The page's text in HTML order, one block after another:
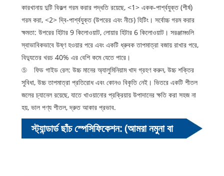
কারখানায় দুটি বিকল্প গরম করার পদ্ধতি রয়েছে, <1> একক-পার্শ্বযুক্ত (শীর্ষ)
গরম করা, <2> দ্বি-পার্শ্বযুক্ত (উপরের এবং নীচে) হিটিং। সর্বোচ্চ গরম করার
ক্ষমতা: উপরের হিটার 9 কিলোওয়াট, লোয়ার হিটার 6 কিলোওয়াট। সরঞ্জামগুলি
স্বাভাবিকভাবে উষ্ণ হওয়ার পরে এবং একটি ধ্রুবক তাপমাত্রা বজায় রাখার পরে,
বিদ্যুতের খরচ 40% এর বেশি কমে যেতে পারে।
⑤ ফিড গাইড রেল: উচ্চ মানের অ্যালুমিনিয়াম খাদ গ্রহণ করুন, উচ্চ শক্তির
সুবিধা, উচ্চ তাপমাত্রা প্রতিরোধ এবং কোনও বিকৃতি নেই। ভিতরে একটি শীতল
জলের চ্যানেল রয়েছে, যাতে খাওয়ানোর প্রক্রিয়ায় উপাদানের ক্ষতি করা সহজ না
হয়, ভাল পণ্য শীতল, দ্রুত আকার প্রভাব.
স্ট্যান্ডার্ড ছাঁচ স্পেসিফিকেশন: (আমরা নমুনা বা